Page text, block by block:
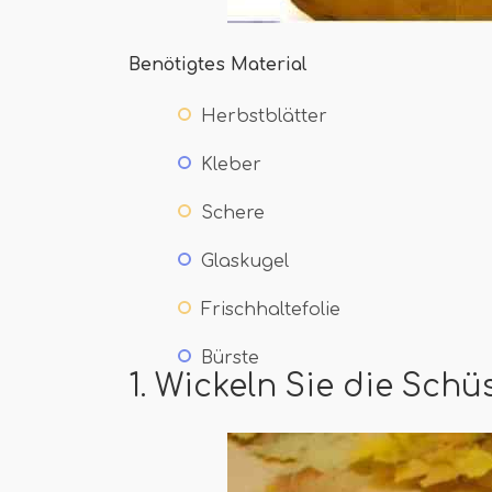
Benötigtes Material
Herbstblätter
Kleber
Schere
Glaskugel
Frischhaltefolie
Bürste
1. Wickeln Sie die